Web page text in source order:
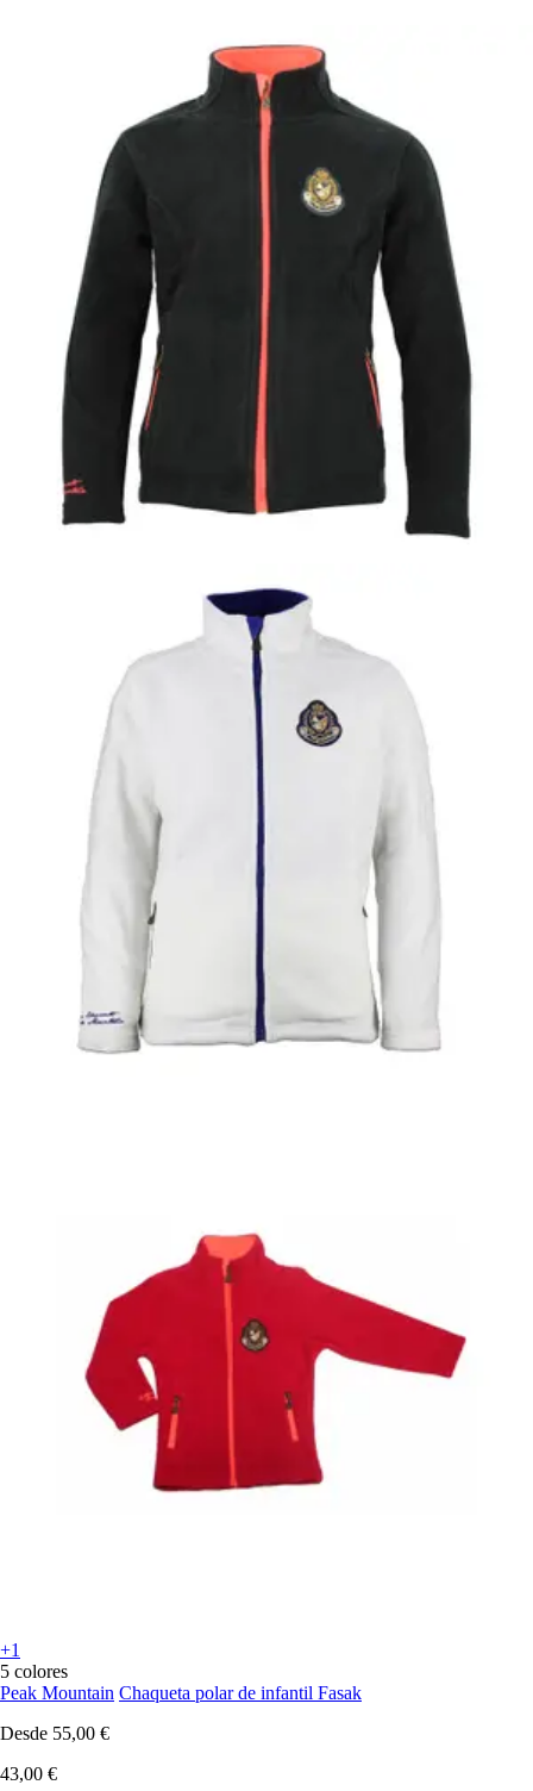
+1
5 colores
Peak Mountain Chaqueta polar de infantil Fasak
Desde 55,00 €
43,00 €